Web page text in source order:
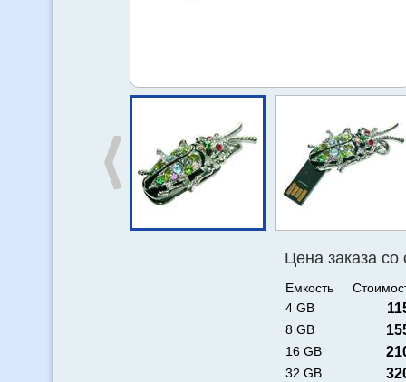
Цена заказа со
Емкость
4 GB
8 GB
16 GB
32 GB